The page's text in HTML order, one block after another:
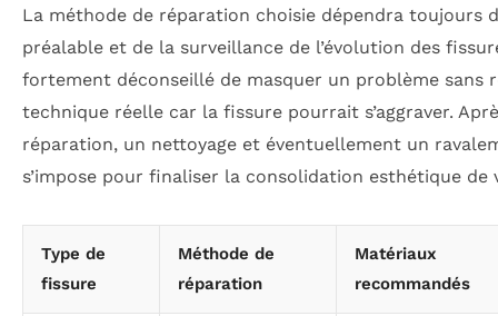
La méthode de réparation choisie dépendra toujours
préalable et de la surveillance de l’évolution des
fortement déconseillé de masquer un problème sans
technique réelle car la fissure pourrait s’aggraver.
réparation, un nettoyage et éventuellement un
s’impose pour finaliser la consolidation esthétique de
Type de
fissure
Méthode de
réparation
Matériaux
recommandés